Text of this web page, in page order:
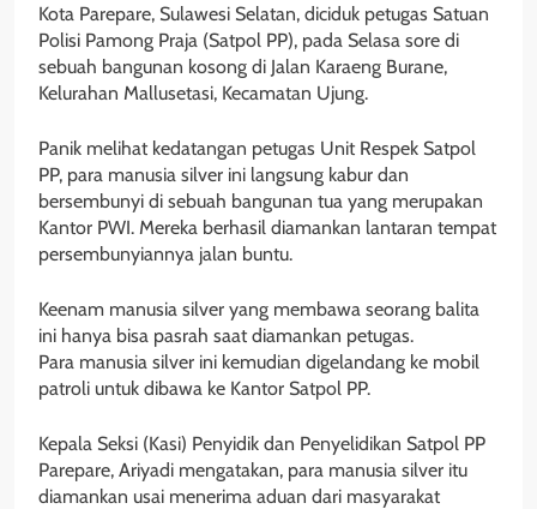
Kota Parepare, Sulawesi Selatan, diciduk petugas Satuan
Polisi Pamong Praja (Satpol PP), pada Selasa sore di
sebuah bangunan kosong di Jalan Karaeng Burane,
Kelurahan Mallusetasi, Kecamatan Ujung.
Panik melihat kedatangan petugas Unit Respek Satpol
PP, para manusia silver ini langsung kabur dan
bersembunyi di sebuah bangunan tua yang merupakan
Kantor PWI. Mereka berhasil diamankan lantaran tempat
persembunyiannya jalan buntu.
Keenam manusia silver yang membawa seorang balita
ini hanya bisa pasrah saat diamankan petugas.
Para manusia silver ini kemudian digelandang ke mobil
patroli untuk dibawa ke Kantor Satpol PP.
Kepala Seksi (Kasi) Penyidik dan Penyelidikan Satpol PP
Parepare, Ariyadi mengatakan, para manusia silver itu
diamankan usai menerima aduan dari masyarakat